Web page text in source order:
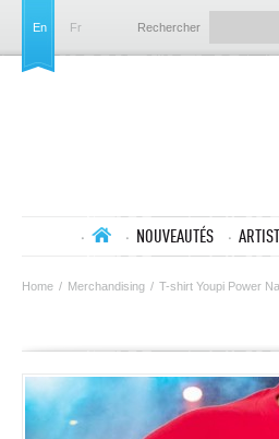
En Fr Rechercher
NOUVEAUTÉS
Home / Merchandising / T-shirt Youpi Power